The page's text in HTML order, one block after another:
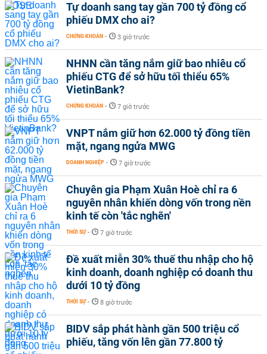
Tự doanh sang tay gần 700 tỷ đồng cổ
phiếu DMX cho ai?
CHỨNG KHOÁN - 3 giờ trước
NHNN cần tăng nắm giữ bao nhiêu cổ
phiếu CTG để sở hữu tối thiểu 65%
VietinBank?
CHỨNG KHOÁN - 7 giờ trước
VNPT nắm giữ hơn 62.000 tỷ đồng tiền
mặt, ngang ngửa MWG
DOANH NGHIỆP - 7 giờ trước
Chuyên gia Phạm Xuân Hoè chỉ ra 6
nguyên nhân khiến dòng vốn trong nền
kinh tế còn 'tắc nghẽn'
THỜI SỰ - 7 giờ trước
Đề xuất miễn 30% thuế thu nhập cho hộ
kinh doanh, doanh nghiệp có doanh thu
dưới 10 tỷ đồng
THỜI SỰ - 8 giờ trước
BIDV sắp phát hành gần 500 triệu cổ
phiếu, tăng vốn lên gần 77.800 tỷ